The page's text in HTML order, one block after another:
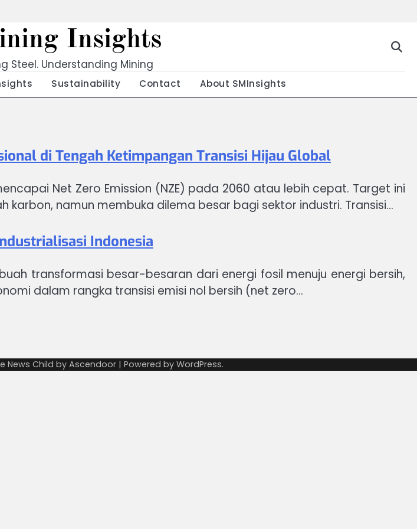
Insights
Steel. Understanding Mining
Sustainability Contact About SMInsights
di Tengah Ketimpangan Transisi Hijau Global
Net Zero Emission (NZE) pada 2060 atau lebih cepat. Target ini
namun membuka dilema besar bagi sektor industri. Transisi…
Indonesia
transformasi besar-besaran dari energi fosil menuju energi bersih,
dalam rangka transisi emisi nol bersih (net zero…
News Child by Ascendoor | Powered by WordPress.